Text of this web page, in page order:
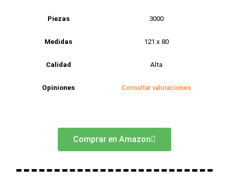
Piezas 3000
Medidas 121 x 80
Calidad Alta
Opiniones Consultar valoraciones
Comprar en Amazon